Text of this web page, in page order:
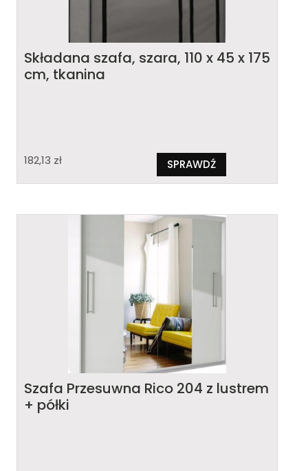
Składana szafa, szara, 110 x 45 x 175
cm, tkanina
182,13 zł SPRAWDŹ
Szafa Przesuwna Rico 204 z lustrem
+ półki